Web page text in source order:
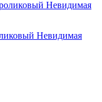
Невидимая